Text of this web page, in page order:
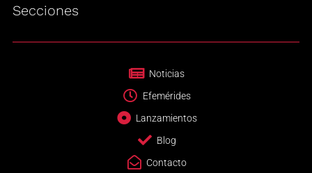
Secciones
Noticias
Efemérides
Lanzamientos
Blog
Contacto